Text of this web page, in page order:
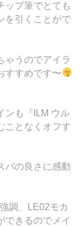
ップ筆でとても
を引くことがで
ゃうのでアイラ
すすめです〜
ンも『ILM ウル
ことなくオフす
パの良さに感動
調、LE02モカ
できるのでメイ